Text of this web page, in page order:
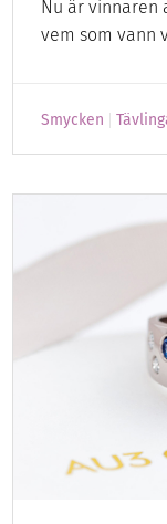
Nu är vinnaren
vem som vann
Smycken